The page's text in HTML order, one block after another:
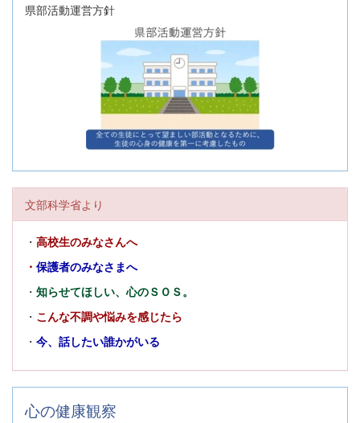
県部活動運営方針
文部科学省より
・ 高校生のみなさんへ
・ 保護者のみなさまへ
・ 知らせてほしい、心のＳＯＳ。
・ こんな不調や悩みを感じたら
・ 今、話したい誰かがいる
心の健康観察